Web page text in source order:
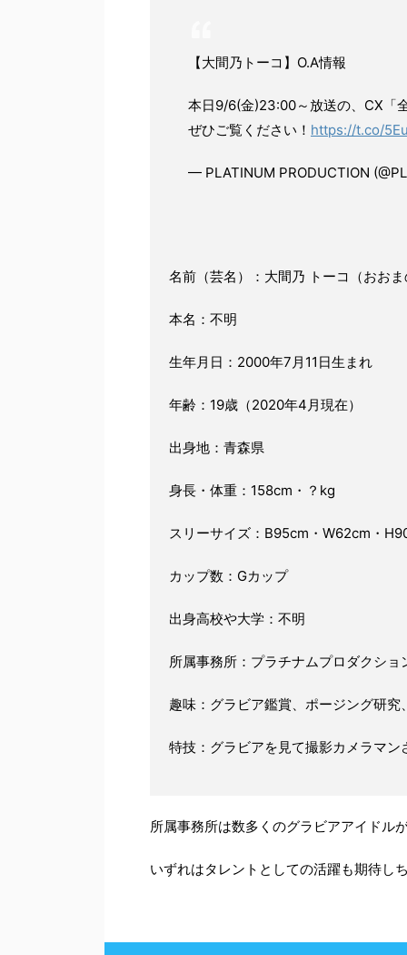
【大間乃トーコ】O.A情報
本日9/6(金)23:00～放送の、CX「
ぜひご覧ください！ https://t.co/
— PLATINUM PRODUCTION
名前（芸名）：大間乃 トーコ（おおま
本名：不明
生年月日：2000年7月11日生まれ
年齢：19歳（2020年4月現在）
出身地：青森県
身長・体重：158cm・？kg
スリーサイズ：B95cm・W62cm・
カップ数：Gカップ
出身高校や大学：不明
所属事務所：プラチナムプロダクショ
趣味：グラビア鑑賞、ポージング研
特技：グラビアを見て撮影カメラマ
所属事務所は数多くのグラビアアイドル
いずれはタレントとしての活躍も期待し